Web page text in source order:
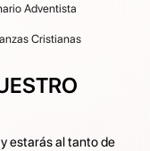
Adventista
Cristianas
estarás al tanto de